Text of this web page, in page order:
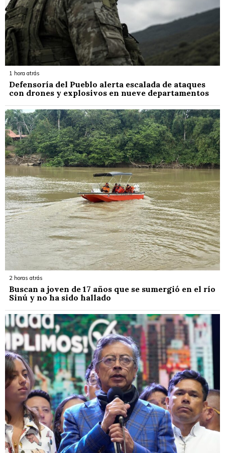
1 hora atrás
Defensoría del Pueblo alerta escalada de ataques
con drones y explosivos en nueve departamentos
2 horas atrás
Buscan a joven de 17 años que se sumergió en el río
Sinú y no ha sido hallado